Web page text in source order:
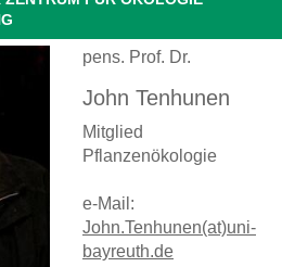
pens. Prof. Dr.
John Tenhunen
Mitglied
Pflanzenökologie
e-Mail:
John.Tenhunen(at)uni-
bayreuth.de